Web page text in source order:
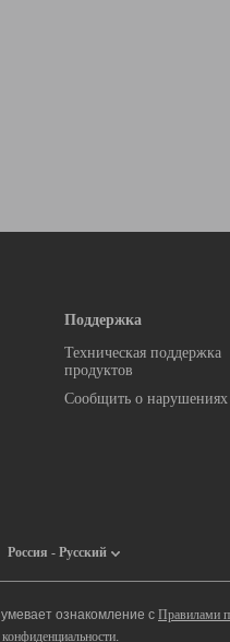
Поддержка
Техническая поддержка
продуктов
Сообщить о нарушениях
Россия - Русский
ознакомление с Правилами
.